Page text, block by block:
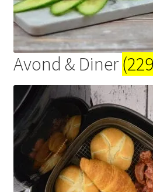
uitvouwen
Outlet
Avond & Diner